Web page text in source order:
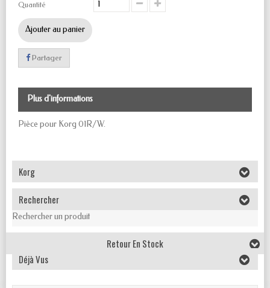
Quantité
Ajouter au panier
Partager
Plus d'informations
Pièce pour Korg 01R/W.
Korg
Rechercher
Rechercher un produit
Retour En Stock
Déjà Vus